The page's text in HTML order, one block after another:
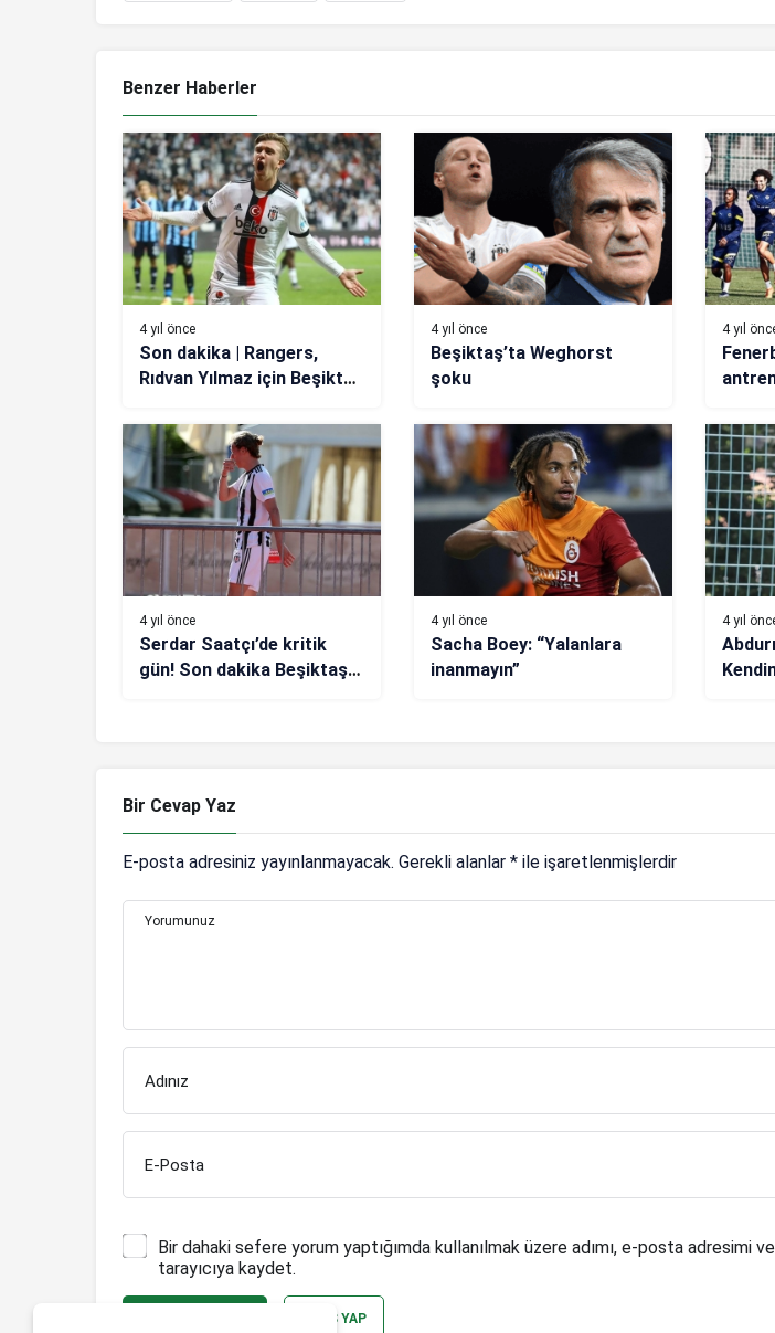
Benzer Haberler
4 yıl önce
Son dakika | Rangers,
Rıdvan Yılmaz için Beşiktaş
4 yıl önce
Beşiktaş’ta Weghorst
şoku
4 yıl
4 yıl önce
Serdar Saatçı’de kritik
gün! Son dakika Beşiktaş
4 yıl önce
Sacha Boey: “Yalanlara
inanmayın”
4 yıl
Bir Cevap Yaz
E-posta adresiniz yayınlanmayacak. Gerekli alanlar * ile işaretlenmişlerdir
Yorumunuz
Adınız
E-Posta
Bir dahaki sefere yorum yaptığımda kullanılmak üzere adımı, e-posta adresimi
tarayıcıya kaydet.
GIRIŞ YAP